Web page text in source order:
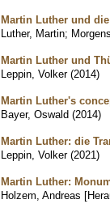
Martin Luther und
Luther, Martin;
Martin Luther und
Leppin, Volker (2014)
Martin Luther's
Bayer, Oswald (2014)
Martin Luther: die
Leppin, Volker (2021)
Martin Luther:
Holzem, Andreas